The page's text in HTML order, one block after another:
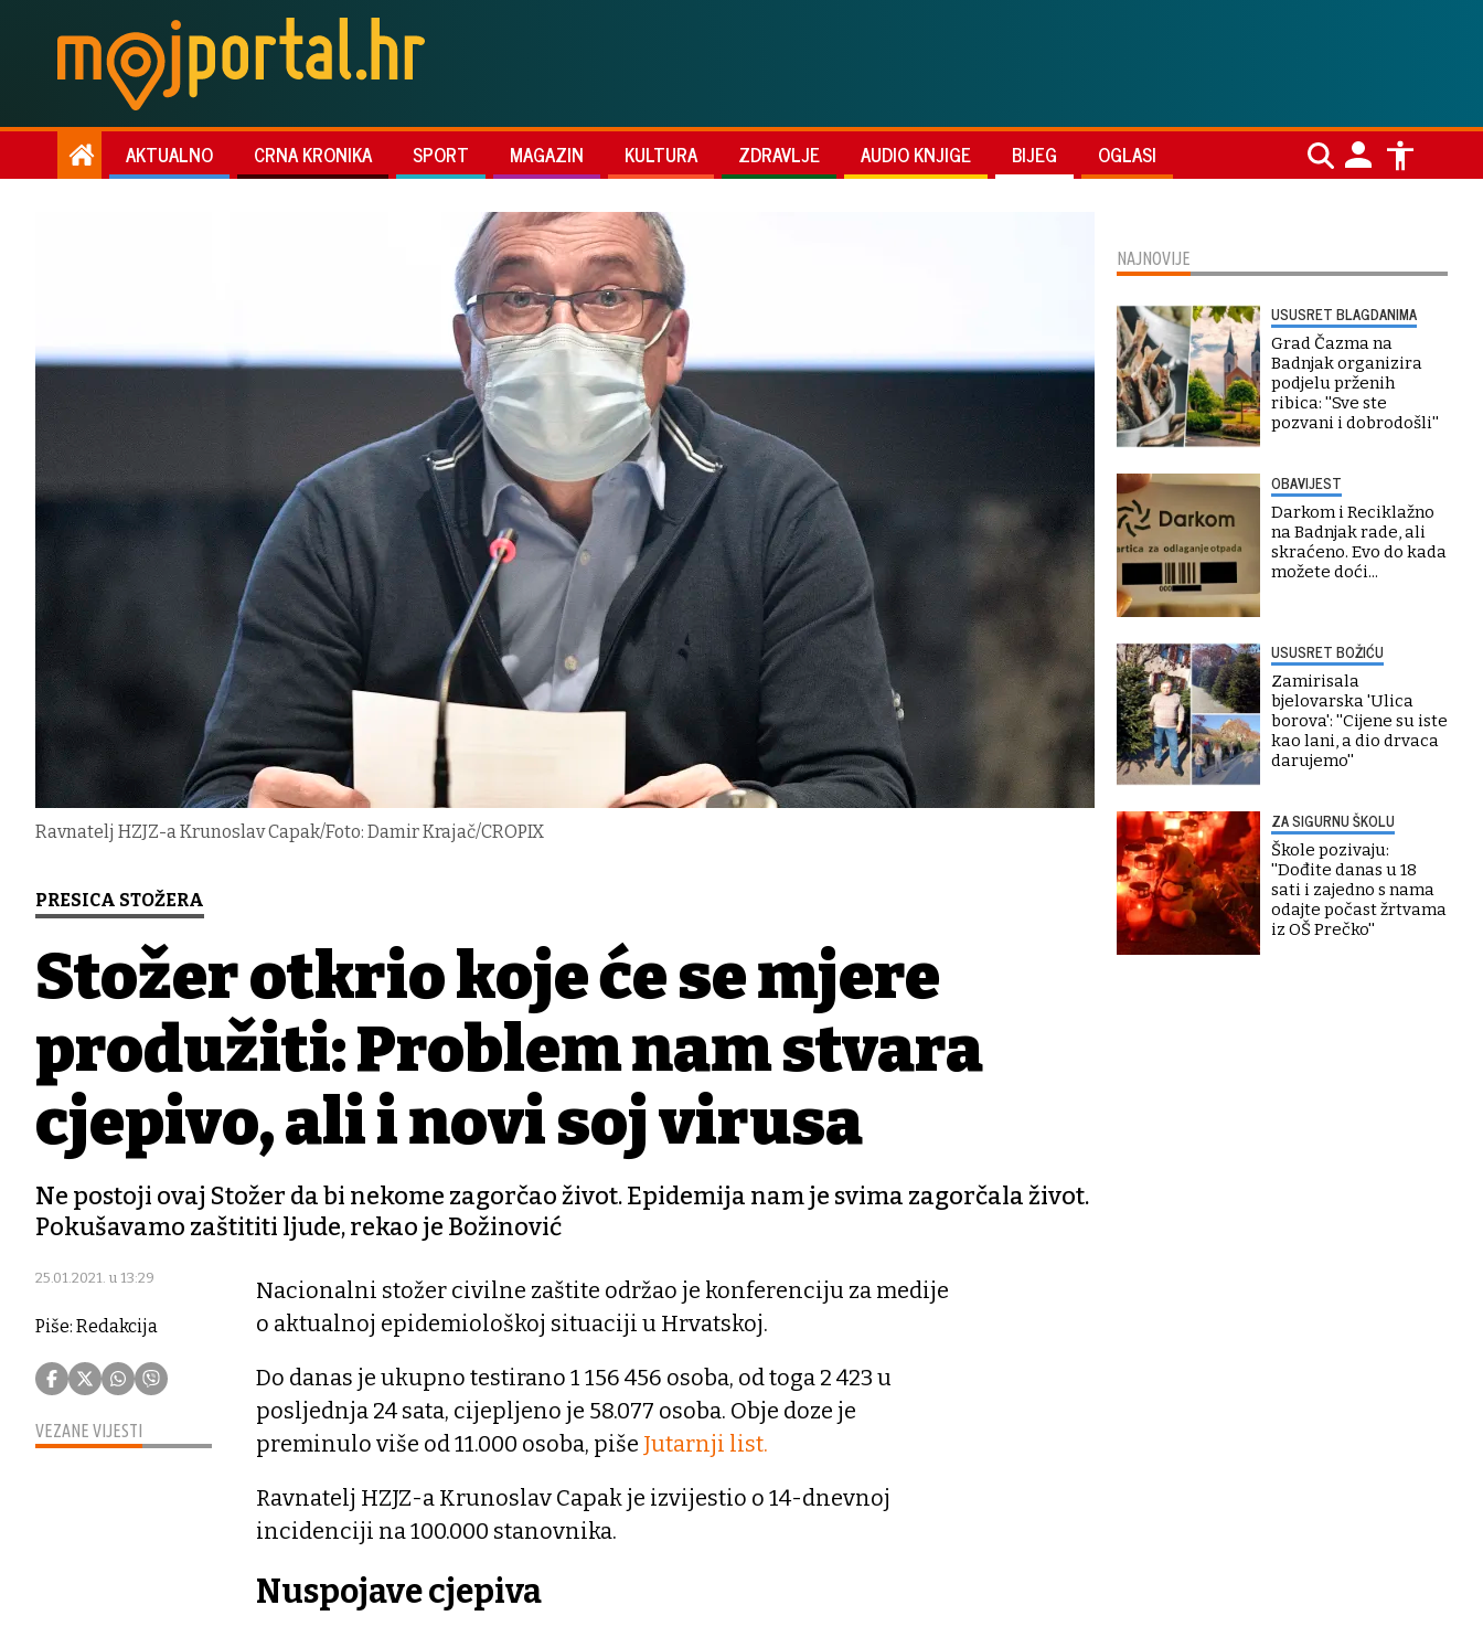
AKTUALNO CRNA KRONIKA SPORT MAGAZIN KULTURA ZDRAVLJE AUDIO KNJIGE BIJEG OGLASI
Ravnatelj HZJZ-a Krunoslav Capak/Foto: Damir Krajač/CROPIX
PRESICA STOŽERA
Stožer otkrio koje će se mjere
produžiti: Problem nam stvara
cjepivo, ali i novi soj virusa
Ne postoji ovaj Stožer da bi nekome zagorčao život. Epidemija nam je svima zagorčala život.
Pokušavamo zaštititi ljude, rekao je Božinović
25.01.2021. u 13:29
Piše: Redakcija
VEZANE VIJESTI
Nacionalni stožer civilne zaštite održao je konferenciju za medije
o aktualnoj epidemiološkoj situaciji u Hrvatskoj.
Do danas je ukupno testirano 1 156 456 osoba, od toga 2 423 u
posljednja 24 sata, cijepljeno je 58.077 osoba. Obje doze je
preminulo više od 11.000 osoba, piše Jutarnji list.
Ravnatelj HZJZ-a Krunoslav Capak je izvijestio o 14-dnevnoj
incidenciji na 100.000 stanovnika.
Nuspojave cjepiva
NAJNOVIJE
USUSRET BLAGDANIMA
Grad Čazma na
Badnjak organizira
podjelu prženih
ribica: ''Sve ste
pozvani i dobrodošli''
OBAVIJEST
Darkom i Reciklažno
na Badnjak rade, ali
skraćeno. Evo do kada
možete doći...
USUSRET BOŽIĆU
Zamirisala
bjelovarska 'Ulica
borova': ''Cijene su iste
kao lani, a dio drvaca
darujemo''
ZA SIGURNU ŠKOLU
Škole pozivaju:
''Dođite danas u 18
sati i zajedno s nama
odajte počast žrtvama
iz OŠ Prečko''